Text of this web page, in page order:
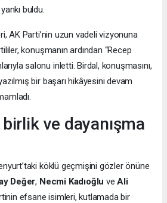
buldu.
AK Parti’nin uzun vadeli vizyonuna
konuşmanın ardından “Recep
salonu inletti. Birdal, konuşmasını,
bir başarı hikâyesini devam
ve dayanışma
köklü geçmişini gözler önüne
Değer, Necmi Kadıoğlu veAli
efsane isimleri, kutlamada bir